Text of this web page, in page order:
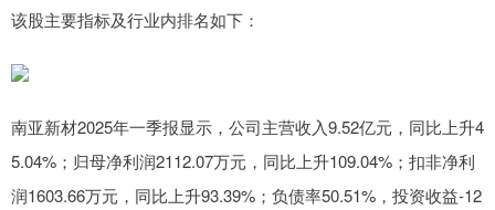
该股主要指标及行业内排名如下：
南亚新材2025年一季报显示，公司主营收入9.52亿元，同比上升4
5.04%；归母净利润2112.07万元，同比上升109.04%；扣非净利
润1603.66万元，同比上升93.39%；负债率50.51%，投资收益-12